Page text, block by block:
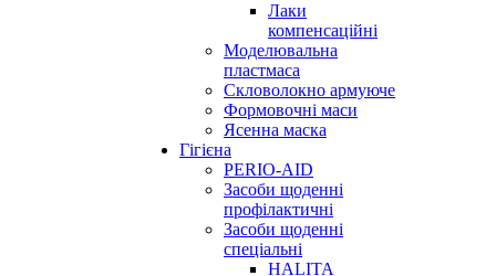
Лаки
компенсаційні
Моделювальна
пластмаса
Скловолокно армуюче
Формовочні маси
Ясенна маска
Гігієна
PERIO-AID
Засоби щоденні
профілактичні
Засоби щоденні
спеціальні
HALITA